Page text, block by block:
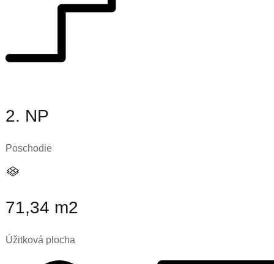
2. NP
Poschodie
71,34 m2
Úžitková plocha